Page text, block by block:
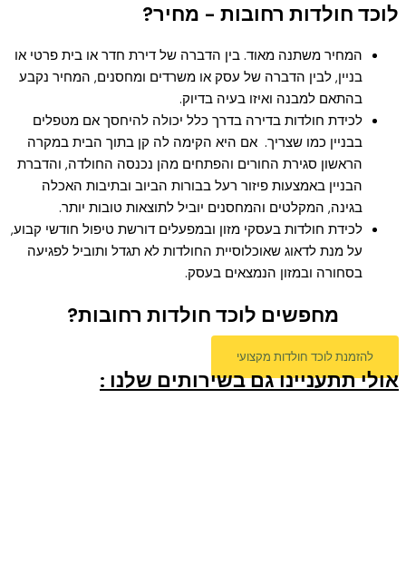
לוכד חולדות רחובות - מחיר?
המחיר משתנה מאוד. בין הדברה של דירת חדר או בית פרטי או
בניין, לבין הדברה של עסק או משרדים ומחסנים, המחיר נקבע
בהתאם למבנה ואיזו בעיה בדיוק.
לכידת חולדות בדירה בדרך כלל יכולה להיחסך אם מטפלים
בבניין כמו שצריך. אם היא הקימה לה קן בתוך הבית במקרה
הראשון סגירת החורים והפתחים מהן נכנסה החולדה, והדברת
הבניין באמצעות פיזור רעל בבורות הביוב ובתיבות האכלה
בגינה, המקלטים והמחסנים יוביל לתוצאות טובות יותר.
לכידת חולדות בעסקי מזון ובמפעלים דורשת טיפול חודשי קבוע,
על מנת לדאוג שאוכלוסיית החולדות לא תגדל ותוביל לפגיעה
בסחורה ובמזון הנמצאים בעסק.
מחפשים לוכד חולדות רחובות?
להזמנת לוכד חולדות מקצועי
אולי תתעניינו גם בשירותים שלנו :